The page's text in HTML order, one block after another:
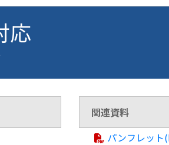
応
関連資料
パンフレット